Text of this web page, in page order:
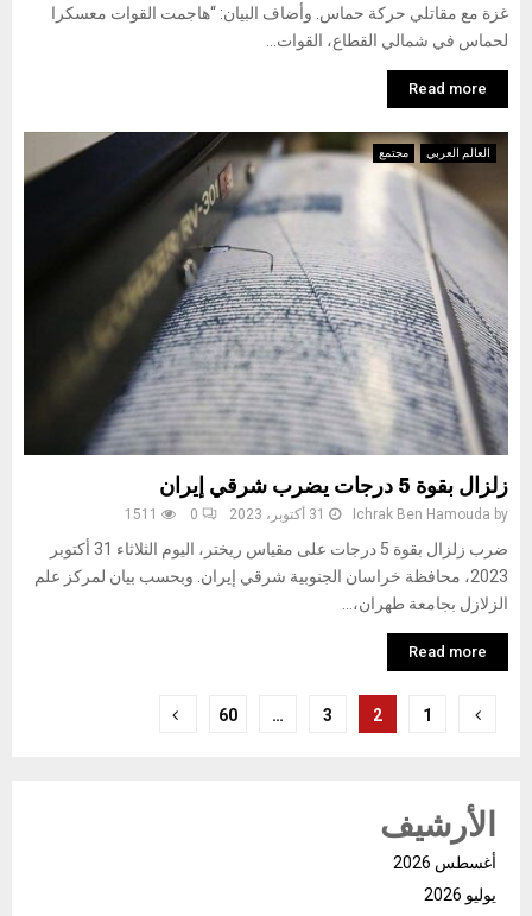
غزة مع مقاتلي حركة حماس. وأضاف البيان: “هاجمت القوات معسكرا
لحماس في شمالي القطاع، القوات...
Read more
العالم العربي مجتمع
زلزال بقوة 5 درجات يضرب شرقي إيران
by
Ichrak Ben Hamouda 31 أكتوبر، 2023 0
1511
ضرب زلزال بقوة 5 درجات على مقياس ريختر، اليوم الثلاثاء 31 أكتوبر
2023، محافظة خراسان الجنوبية شرقي إيران. وبحسب بيان لمركز علم
الزلازل بجامعة طهران،...
Read more
تعدد
المقالات
1
2
3
…
60
الأرشيف
أغسطس 2026
يوليو 2026